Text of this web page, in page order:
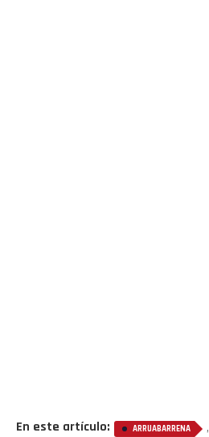
En este artículo: ARRUABARRENA ,